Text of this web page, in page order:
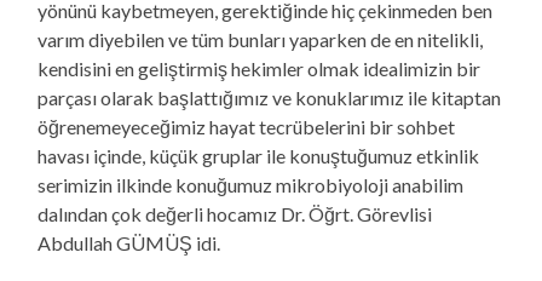
yönünü kaybetmeyen, gerektiğinde hiç çekinmeden ben
varım diyebilen ve tüm bunları yaparken de en nitelikli,
kendisini en geliştirmiş hekimler olmak idealimizin bir
parçası olarak başlattığımız ve konuklarımız ile kitaptan
öğrenemeyeceğimiz hayat tecrübelerini bir sohbet
havası içinde, küçük gruplar ile konuştuğumuz etkinlik
serimizin ilkinde konuğumuz mikrobiyoloji anabilim
dalından çok değerli hocamız Dr. Öğrt. Görevlisi
Abdullah GÜMÜŞ idi.